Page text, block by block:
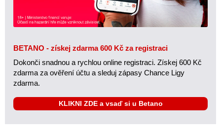
BETANO - získej zdarma 600 Kč za registraci
Dokonči snadnou a rychlou online registraci. Získej 600 Kč
zdarma za ověření účtu a sleduj zápasy Chance Ligy
zdarma.
KLIKNI ZDE a vsaď si u Betano